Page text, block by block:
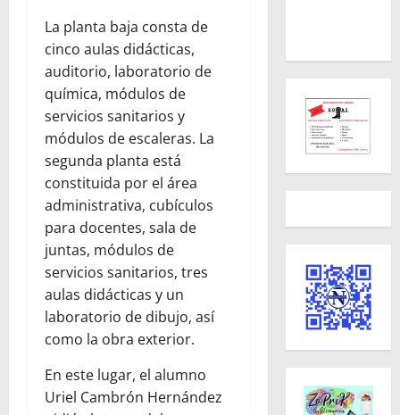
La planta baja consta de
cinco aulas didácticas,
auditorio, laboratorio de
química, módulos de
servicios sanitarios y
módulos de escaleras. La
segunda planta está
constituida por el área
administrativa, cubículos
para docentes, sala de
juntas, módulos de
servicios sanitarios, tres
aulas didácticas y un
laboratorio de dibujo, así
como la obra exterior.
En este lugar, el alumno
Uriel Cambrón Hernández